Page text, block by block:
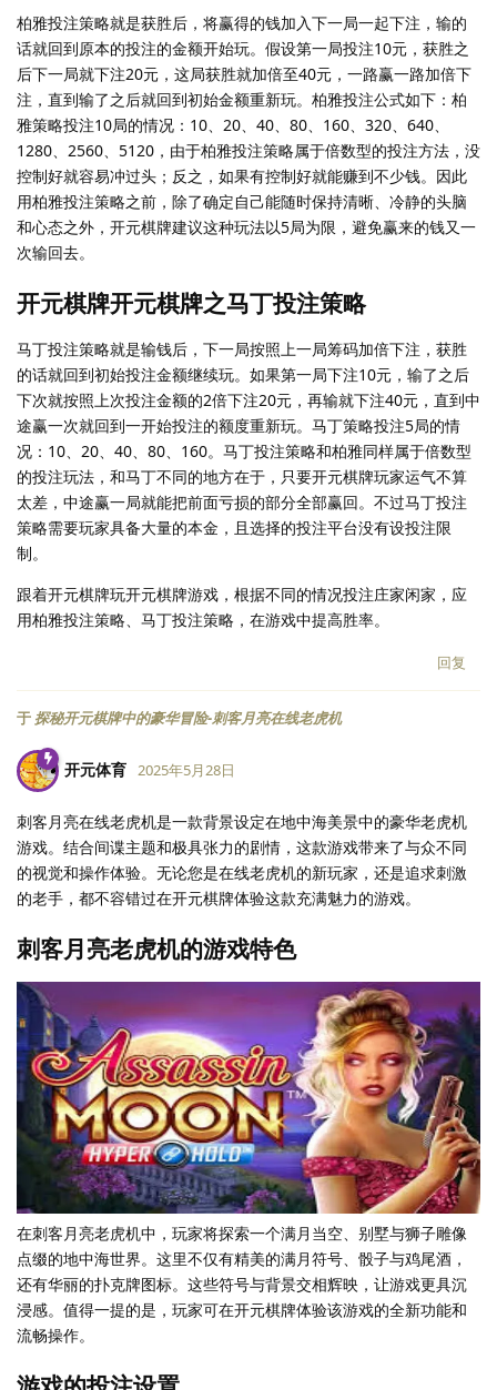
柏雅投注策略就是获胜后，将赢得的钱加入下一局一起下注，输的
话就回到原本的投注的金额开始玩。假设第一局投注10元，获胜之
后下一局就下注20元，这局获胜就加倍至40元，一路赢一路加倍下
注，直到输了之后就回到初始金额重新玩。柏雅投注公式如下：柏
雅策略投注10局的情况：10、20、40、80、160、320、640、
1280、2560、5120，由于柏雅投注策略属于倍数型的投注方法，没
控制好就容易冲过头；反之，如果有控制好就能赚到不少钱。因此
用柏雅投注策略之前，除了确定自己能随时保持清晰、冷静的头脑
和心态之外，开元棋牌建议这种玩法以5局为限，避免赢来的钱又一
次输回去。
开元棋牌开元棋牌之马丁投注策略
马丁投注策略就是输钱后，下一局按照上一局筹码加倍下注，获胜
的话就回到初始投注金额继续玩。如果第一局下注10元，输了之后
下次就按照上次投注金额的2倍下注20元，再输就下注40元，直到中
途赢一次就回到一开始投注的额度重新玩。马丁策略投注5局的情
况：10、20、40、80、160。马丁投注策略和柏雅同样属于倍数型
的投注玩法，和马丁不同的地方在于，只要开元棋牌玩家运气不算
太差，中途赢一局就能把前面亏损的部分全部赢回。不过马丁投注
策略需要玩家具备大量的本金，且选择的投注平台没有设投注限
制。
跟着开元棋牌玩开元棋牌游戏，根据不同的情况投注庄家闲家，应
用柏雅投注策略、马丁投注策略，在游戏中提高胜率。
回复
于 探秘开元棋牌中的豪华冒险-刺客月亮在线老虎机
开元体育 2025年5月28日
刺客月亮在线老虎机是一款背景设定在地中海美景中的豪华老虎机
游戏。结合间谍主题和极具张力的剧情，这款游戏带来了与众不同
的视觉和操作体验。无论您是在线老虎机的新玩家，还是追求刺激
的老手，都不容错过在开元棋牌体验这款充满魅力的游戏。
刺客月亮老虎机的游戏特色
在刺客月亮老虎机中，玩家将探索一个满月当空、别墅与狮子雕像
点缀的地中海世界。这里不仅有精美的满月符号、骰子与鸡尾酒，
还有华丽的扑克牌图标。这些符号与背景交相辉映，让游戏更具沉
浸感。值得一提的是，玩家可在开元棋牌体验该游戏的全新功能和
流畅操作。